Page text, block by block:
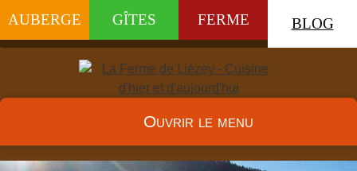
AUBERGE GÎTES FERME BLOG
Ouvrir le menu